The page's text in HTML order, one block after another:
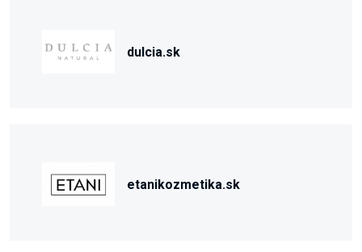
dulcia.sk
etanikozmetika.sk